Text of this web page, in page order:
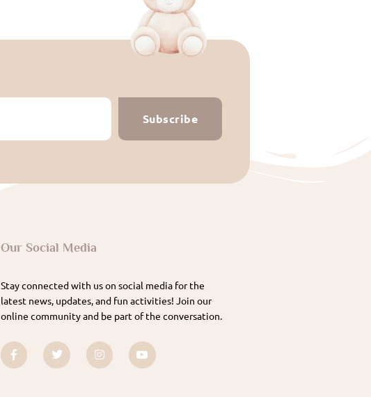
Subscribe
Our Social Media
Stay connected with us on social media for the
latest news, updates, and fun activities! Join our
online community and be part of the conversation.